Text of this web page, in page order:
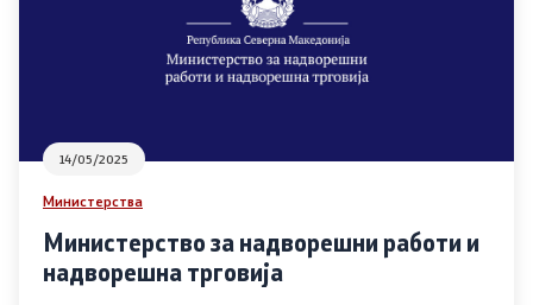
14/05/2025
Министерства
Министерство за надворешни работи и
надворешна трговија